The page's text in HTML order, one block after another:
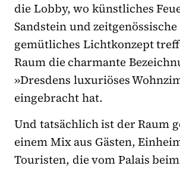
die Lobby, wo künstliches
Sandstein und
gemütliches Lichtkonzept
Raum die charmante
»Dresdens luxuriöses
eingebracht hat.
Und tatsächlich ist der Raum
einem Mix aus Gästen,
Touristen, die vom Palais beim